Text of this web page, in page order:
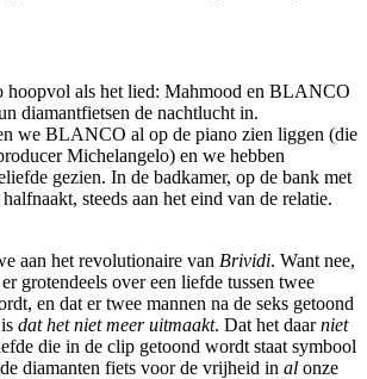
hoopvol als het lied: Mahmood en BLANCO
diamantfietsen de nachtlucht in.
we BLANCO al op de piano zien liggen (die
Michelangelo) en we hebben
gezien. In de badkamer, op de bank met
steeds aan het eind van de relatie.
aan het revolutionaire van Brividi. Want nee,
grotendeels over een liefde tussen twee
en dat er twee mannen na de seks getoond
dat het niet meer uitmaakt. Dat het daarniet
die in de clip getoond wordt staat symbool
diamanten fiets voor de vrijheid in al onze